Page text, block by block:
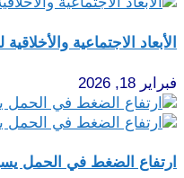
الأبعاد الاجتماعية
فبراير 18, 2026
ارتفاع الضغط في الحمل